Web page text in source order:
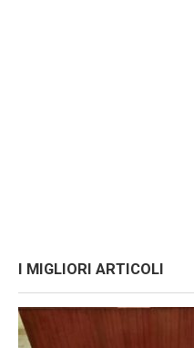
I MIGLIORI ARTICOLI